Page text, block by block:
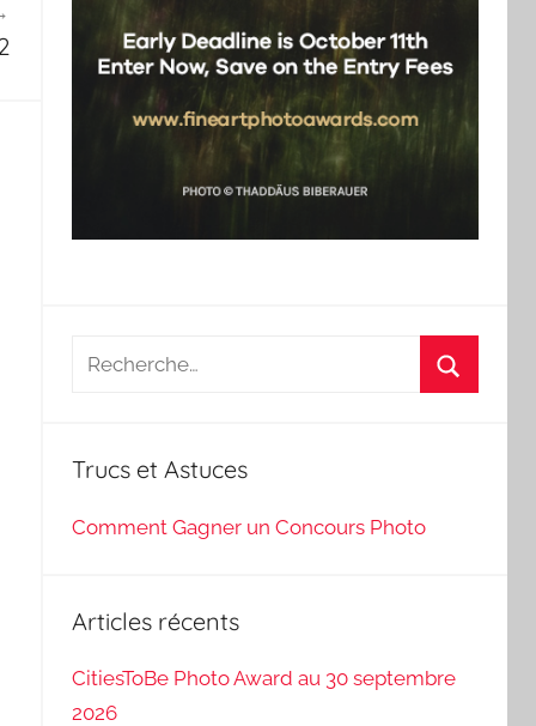
Recherche
Trucs et Astuces
Comment Gagner un Concours Photo
Articles récents
CitiesToBe Photo Award au 30 septembre
2026